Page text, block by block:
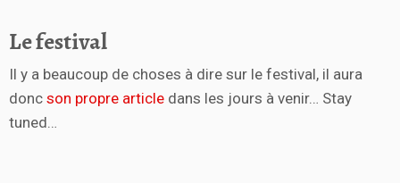
Le festival
Il y a beaucoup de choses à dire sur le festival, il aura
donc son propre article dans les jours à venir… Stay
tuned…